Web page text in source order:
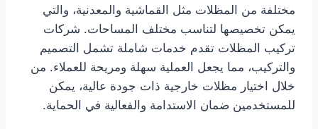
مختلفة من المظلات مثل القماشية والمعدنية، والتي
يمكن تخصيصها لتناسب مختلف المساحات. شركات
تركيب المظلات تقدم خدمات شاملة تشمل التصميم
والتركيب، مما يجعل العملية سهلة ومريحة للعملاء. من
خلال اختيار مظلات خارجية ذات جودة عالية، يمكن
للمستخدمين ضمان الاستدامة والفعالية في الحماية.